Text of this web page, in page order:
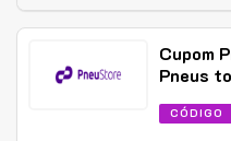
Cupom
Pneus
CÓDIGO